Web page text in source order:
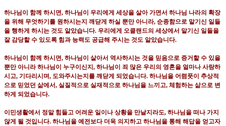
하나님이 함께 하시면, 하나님이 우리에게 세상을 살아 가면서 하나님 나라의 확장
을 위해 무엇하기를 원하시는지 깨닫게 하실 뿐만 아니라, 순종함으로 맡기신 일들
을 행하게 하시는 것도 알았습니다. 우리에게 오클랜드의 세상에서 맡기신 일들을
잘 감당할 수 있도록 힘과 능력도 공급해 주시는 것도 알았습니다.
하나님이 함께 하시면, 하나님이 살아서 역사하시는 것을 믿음으로 증거할 수 있을
뿐만 아니라 하나님이 누구이신지, 하나님이 죄 많은 우리의 영혼을 얼마나 사랑하
시고, 기다리시며, 도와주시는지를 깨닫게 되었습니다. 하나님을 어렴풋이 추상적
으로 믿었던 삶에서, 실질적으로 실재적으로 하나님을 느끼고, 체험하는 삶으로 변
하게 되었습니다.
이민생활에서 정말 힘들고 어려운 일이나 상황을 만날지라도, 하나님을 떠나 가지
않게 될 것입니다. 하나님을 예전보다 더욱 의지하고 하나님을 통해 해답을 얻고자